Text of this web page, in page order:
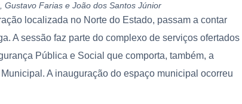
Gustavo Farias e João dos Santos Júnior
localizada no Norte do Estado, passam a contar
A sessão faz parte do complexo de serviços ofertados
Pública e Social que comporta, também, a
A inauguração do espaço municipal ocorreu